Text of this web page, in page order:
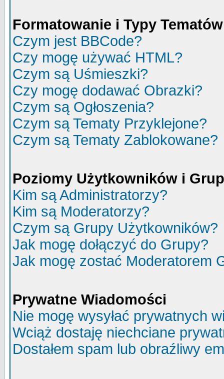
Formatowanie i Typy Tematów
Czym jest BBCode?
Czy mogę używać HTML?
Czym są Uśmieszki?
Czy mogę dodawać Obrazki?
Czym są Ogłoszenia?
Czym są Tematy Przyklejone?
Czym są Tematy Zablokowane?
Poziomy Użytkowników i
Kim są Administratorzy?
Kim są Moderatorzy?
Czym są Grupy Użytkowników?
Jak mogę dołączyć do Grupy?
Jak mogę zostać Moderatorem
Prywatne Wiadomości
Nie mogę wysyłać prywatnych
Wciąż dostaję niechciane
Dostałem spam lub obraźliwy